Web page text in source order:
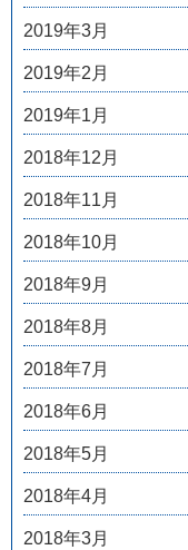
2019年3月
2019年2月
2019年1月
2018年12月
2018年11月
2018年10月
2018年9月
2018年8月
2018年7月
2018年6月
2018年5月
2018年4月
2018年3月